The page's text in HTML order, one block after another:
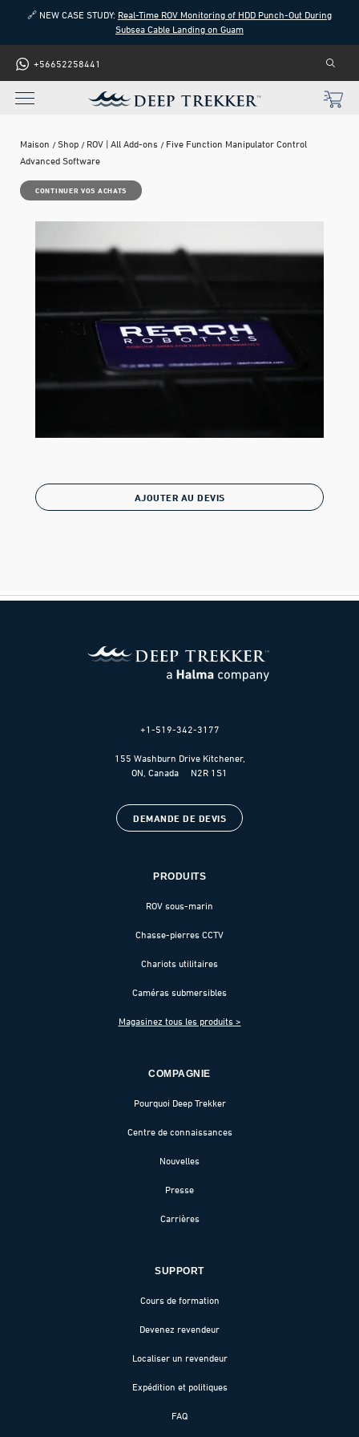
🔗 NEW CASE STUDY: Real-Time ROV Monitoring of HDD Punch-Out During
Subsea Cable Landing on Guam
+56652258441
Maison Shop ROV | All Add-ons
Five Function Manipulator Control
Advanced Software
CONTINUER VOS ACHATS
AJOUTER AU DEVIS
+1-519-342-3177
155 Washburn Drive Kitchener,
ON, Canada N2R 1S1
DEMANDE DE DEVIS
PRODUITS
ROV sous-marin
Chasse-pierres CCTV
Chariots utilitaires
Caméras submersibles
Magasinez tous les produits >
COMPAGNIE
Pourquoi Deep Trekker
Centre de connaissances
Nouvelles
Presse
Carrières
SUPPORT
Cours de formation
Devenez revendeur
Localiser un revendeur
Expédition et politiques
FAQ